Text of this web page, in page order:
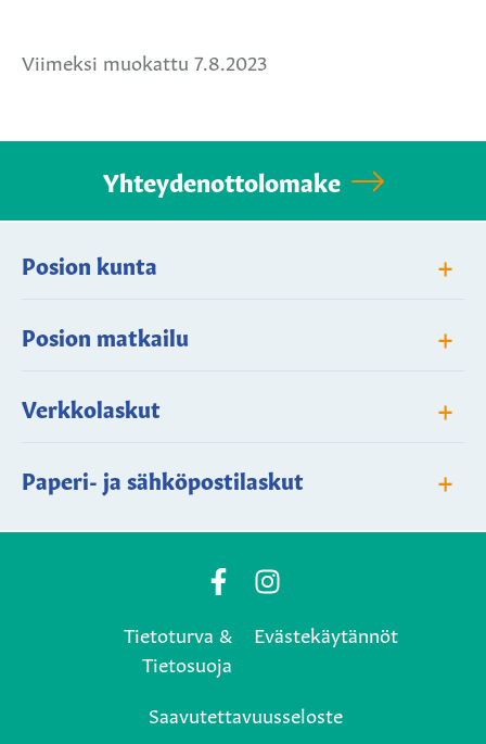
Viimeksi muokattu 7.8.2023
Yhteydenottolomake
Posion kunta +
Posion matkailu +
Verkkolaskut +
Paperi- ja sähköpostilaskut +
Posio
Facebook
page
Posio
Instagram
Tietoturva &
Tietosuoja
Evästekäytännöt
Saavutettavuusseloste